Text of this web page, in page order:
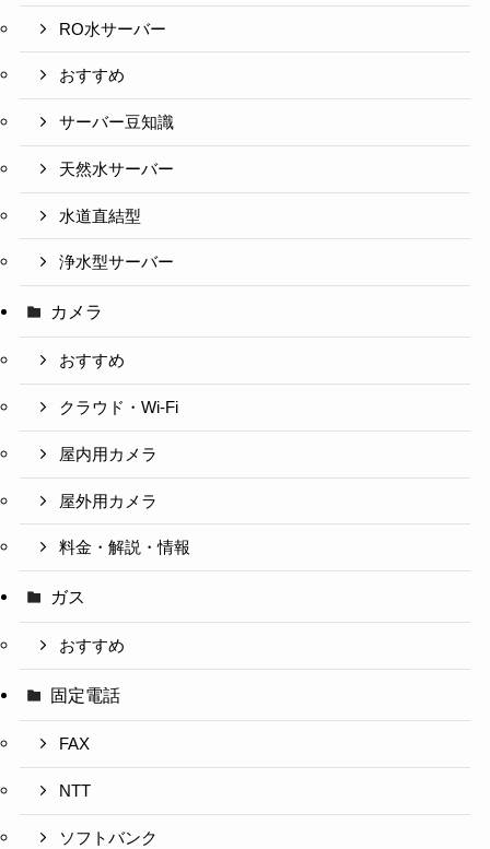
RO水サーバー
おすすめ
サーバー豆知識
天然水サーバー
水道直結型
浄水型サーバー
カメラ
おすすめ
クラウド・Wi-Fi
屋内用カメラ
屋外用カメラ
料金・解説・情報
ガス
おすすめ
固定電話
FAX
NTT
ソフトバンク